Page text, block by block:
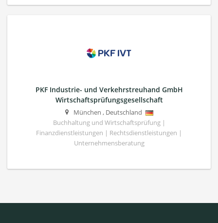
PKF Industrie- und Verkehrstreuhand GmbH
Wirtschaftsprüfungsgesellschaft
München , Deutschland
Buchhaltung und Wirtschaftsprüfung |
Finanzdienstleistungen | Rechtsdienstleistungen |
Unternehmensberatung